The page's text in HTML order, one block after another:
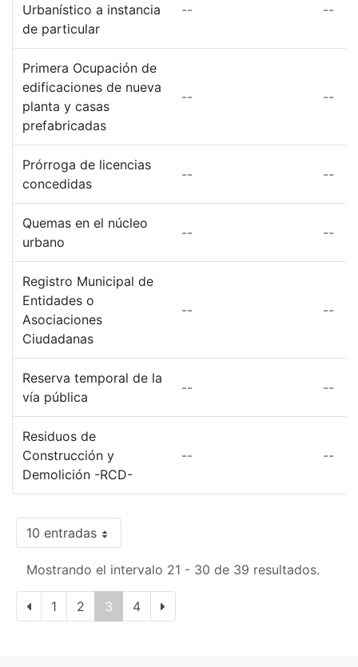
Urbanístico a instancia
de particular
-- --
Primera Ocupación de
edificaciones de nueva
planta y casas
prefabricadas
-- --
Prórroga de licencias
concedidas
-- --
Quemas en el núcleo
urbano
-- --
Registro Municipal de
Entidades o
Asociaciones
Ciudadanas
-- --
Reserva temporal de la
vía pública
-- --
Residuos de
Construcción y
Demolición -RCD-
-- --
10 entradas
Mostrando el intervalo 21 - 30 de 39 resultados.
1 2 3 4